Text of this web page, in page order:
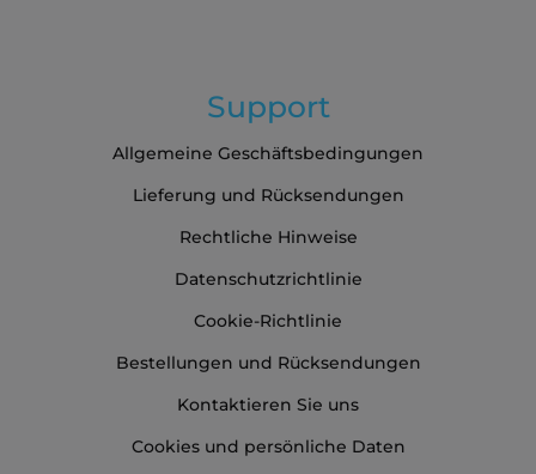
Support
Allgemeine Geschäftsbedingungen
Lieferung und Rücksendungen
Rechtliche Hinweise
Datenschutzrichtlinie
Cookie-Richtlinie
Bestellungen und Rücksendungen
Kontaktieren Sie uns
Cookies und persönliche Daten